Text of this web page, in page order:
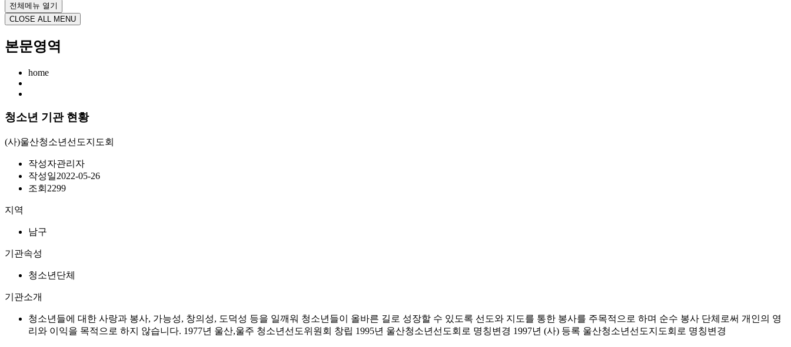
전체메뉴 열기
CLOSE ALL MENU
본문영역
home
청소년 기관 현황
(사)울산청소년선도지도회
작성자관리자
작성일2022-05-26
조회 2299
지역
남구
기관속성
청소년단체
기관소개
청소년들에 대한 사랑과 봉사, 가능성, 창의성, 도덕성 등을 일깨워 청소년들이 올바른 길로 성장할 수 있도록 선도와 지도를 통한 봉사를 주목적으로 하며 순수 봉사 단체로써 개인의 영
리와 이익을 목적으로 하지 않습니다. 1977년 울산,울주 청소년선도위원회 창립 1995년 울산청소년선도회로 명칭변경 1997년 (사) 등록 울산청소년선도지도회로 명칭변경